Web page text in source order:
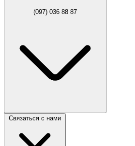
(097) 036 88 87
Связаться с нами